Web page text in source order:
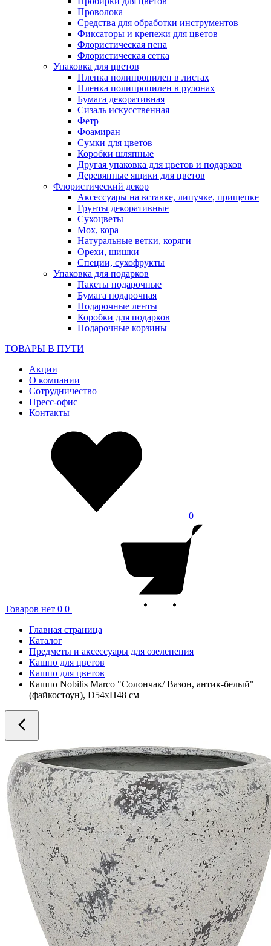
Проволока
Средства для обработки инструментов
Фиксаторы и крепежи для цветов
Флористическая пена
Флористическая сетка
Упаковка для цветов
Пленка полипропилен в листах
Пленка полипропилен в рулонах
Бумага декоративная
Сизаль искусственная
Фетр
Фоамиран
Сумки для цветов
Коробки шляпные
Другая упаковка для цветов и подарков
Деревянные ящики для цветов
Флористический декор
Аксессуары на вставке, липучке, прищепке
Грунты декоративные
Сухоцветы
Мох, кора
Натуральные ветки, коряги
Орехи, шишки
Специи, сухофрукты
Упаковка для подарков
Пакеты подарочные
Бумага подарочная
Подарочные ленты
Коробки для подарков
Подарочные корзины
ТОВАРЫ В ПУТИ
Акции
О компании
Сотрудничество
Пресс-офис
Контакты
0
Товаров нет 0 0
Главная страница
Каталог
Предметы и аксессуары для озеленения
Кашпо для цветов
Кашпо для цветов
Кашпо Nobilis Marco "Солончак/ Вазон, антик-белый"
(файкостоун), D54xH48 см